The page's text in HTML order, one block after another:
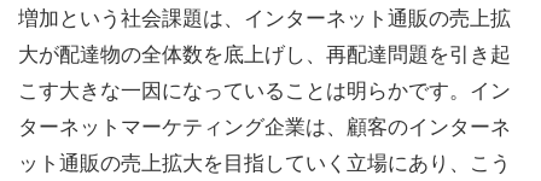
増加という社会課題は、インターネット通販の売上拡
大が配達物の全体数を底上げし、再配達問題を引き起
こす大きな一因になっていることは明らかです。イン
ターネットマーケティング企業は、顧客のインターネ
ット通販の売上拡大を目指していく立場にあり、こう